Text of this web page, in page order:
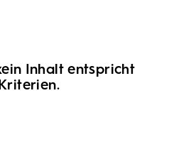
Inhalt entspricht